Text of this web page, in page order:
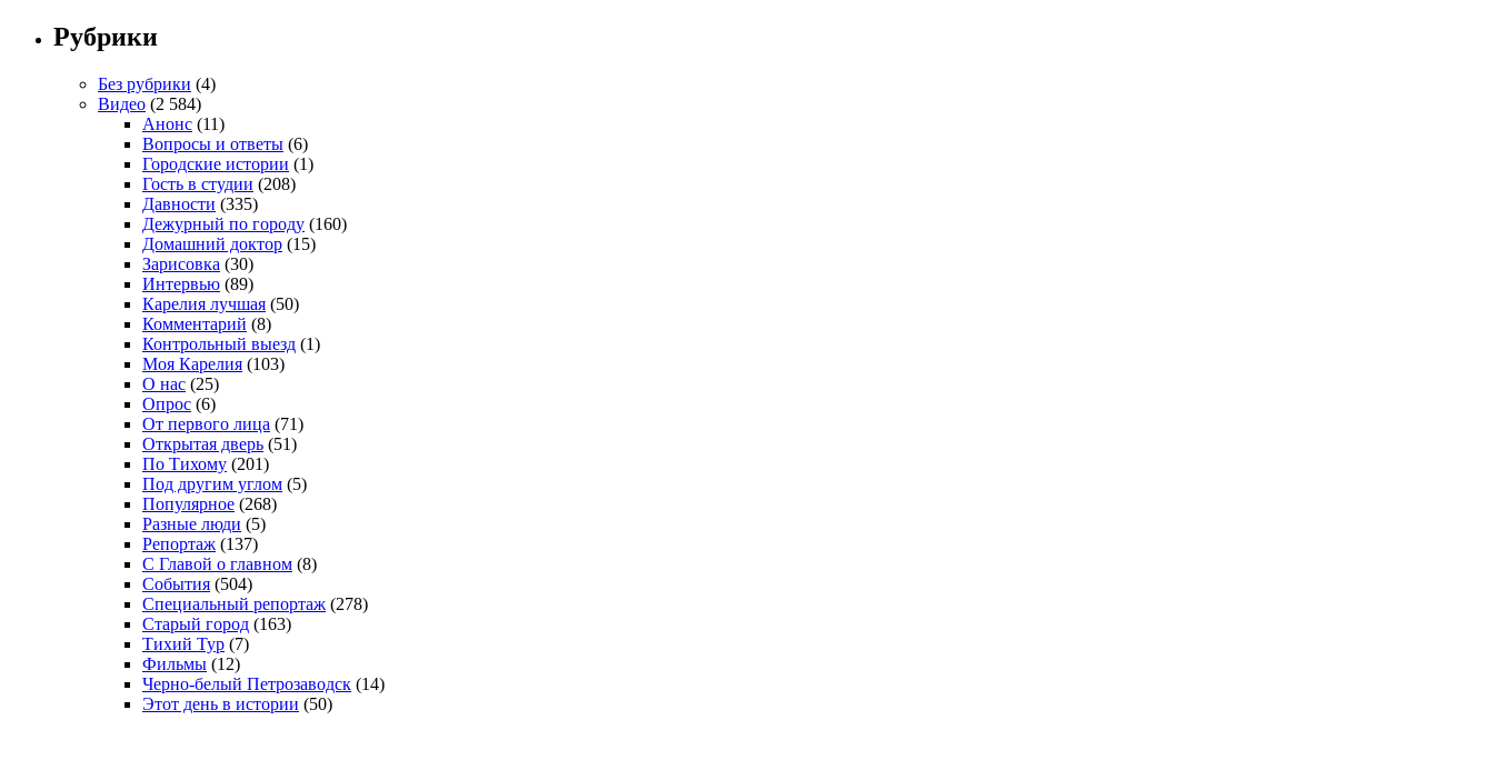
Рубрики
Без рубрики (4)
Видео (2 584)
Анонс (11)
Вопросы и ответы (6)
Городские истории (1)
Гость в студии (208)
Давности (335)
Дежурный по городу (160)
Домашний доктор (15)
Зарисовка (30)
Интервью (89)
Карелия лучшая (50)
Комментарий (8)
Контрольный выезд (1)
Моя Карелия (103)
О нас (25)
Опрос (6)
От первого лица (71)
Открытая дверь (51)
По Тихому (201)
Под другим углом (5)
Популярное (268)
Разные люди (5)
Репортаж (137)
С Главой о главном (8)
События (504)
Специальный репортаж (278)
Старый город (163)
Тихий Тур (7)
Фильмы (12)
Черно-белый Петрозаводск (14)
Этот день в истории (50)